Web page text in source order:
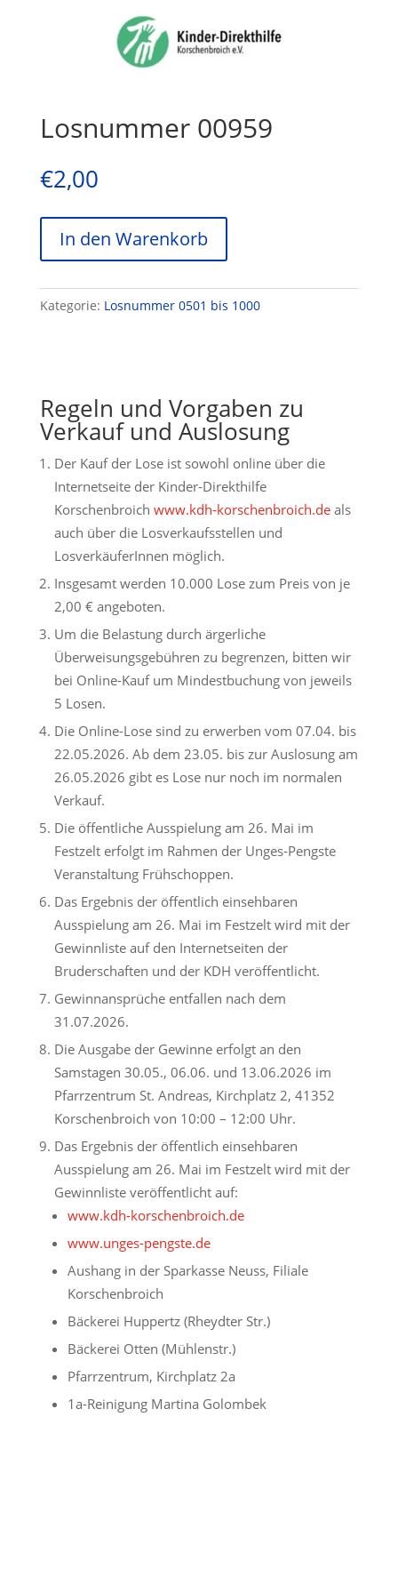
Losnummer 00959
€2,00
In den Warenkorb
Kategorie: Losnummer 0501 bis 1000
Regeln und Vorgaben zu
Verkauf und Auslosung
Der Kauf der Lose ist sowohl online über die
Internetseite der Kinder-Direkthilfe
Korschenbroich www.kdh-korschenbroich.deals
auch über die Losverkaufsstellen und
LosverkäuferInnen möglich.
Insgesamt werden 10.000 Lose zum Preis von je
2,00 € angeboten.
Um die Belastung durch ärgerliche
Überweisungsgebühren zu begrenzen, bitten wir
bei Online-Kauf um Mindestbuchung von jeweils
5 Losen.
Die Online-Lose sind zu erwerben vom 07.04. bis
22.05.2026. Ab dem 23.05. bis zur Auslosung am
26.05.2026 gibt es Lose nur noch im normalen
Verkauf.
Die öffentliche Ausspielung am 26. Mai im
Festzelt erfolgt im Rahmen der Unges-Pengste
Veranstaltung Frühschoppen.
Das Ergebnis der öffentlich einsehbaren
Ausspielung am 26. Mai im Festzelt wird mit der
Gewinnliste auf den Internetseiten der
Bruderschaften und der KDH veröffentlicht.
Gewinnansprüche entfallen nach dem
31.07.2026.
Die Ausgabe der Gewinne erfolgt an den
Samstagen 30.05., 06.06. und 13.06.2026 im
Pfarrzentrum St. Andreas, Kirchplatz 2, 41352
Korschenbroich von 10:00 – 12:00 Uhr.
Das Ergebnis der öffentlich einsehbaren
Ausspielung am 26. Mai im Festzelt wird mit der
Gewinnliste veröffentlicht auf:
www.kdh-korschenbroich.de
www.unges-pengste.de
Aushang in der Sparkasse Neuss, Filiale
Korschenbroich
Bäckerei Huppertz (Rheydter Str.)
Bäckerei Otten (Mühlenstr.)
Pfarrzentrum, Kirchplatz 2a
1a-Reinigung Martina Golombek